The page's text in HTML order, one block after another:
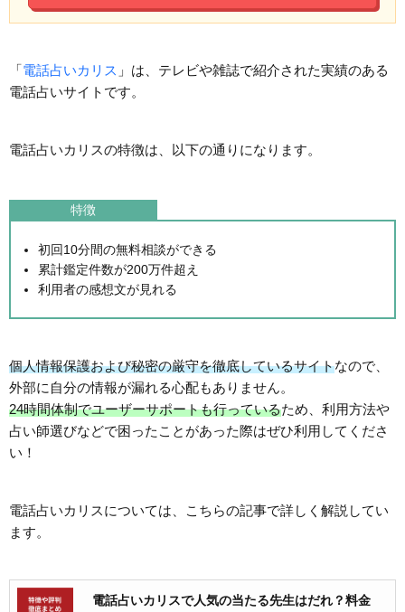
「電話占いカリス 」は、テレビや雑誌で紹介された実績のある
電話占いサイトです。
電話占いカリスの特徴は、以下の通りになります。
特徴
初回10分間の無料相談ができる
累計鑑定件数が200万件超え
利用者の感想文が見れる
個人情報保護および秘密の厳守を徹底しているサイトなので、
外部に自分の情報が漏れる心配もありません。
24時間体制でユーザーサポートも行っているため、利用方法や
占い師選びなどで困ったことがあった際はぜひ利用してくださ
い！
電話占いカリスについては、こちらの記事で詳しく解説してい
ます。
電話占いカリスで人気の当たる先生はだれ？料金